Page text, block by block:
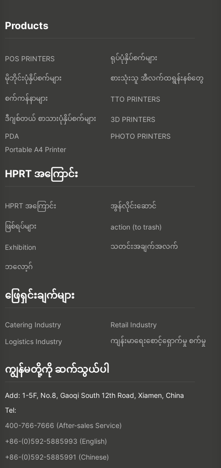
Products
POS PRINTERS ရုပ်ပုံနှိပ်စက်များ
မိုဘိုင်းပုံနှိပ်စက်များ စားသုံးသူ အီလက်ထရွန်းနစ်တွေ
စက်ကန်နာများ TTO PRINTERS
ဒီဂျစ်တယ် စာသားပုံနှိပ်စက်များ
3D PRINTERS
PDA
PHOTO PRINTERS
Portable A4 Printer
HPRT အကြောင်း
HPRT အကြောင်း အွန်လိုင်းဆောင်
ဖြစ်ရပ်များ action (to trash)
Exhibition သတင်းအချက်အလက်
ဘလော့ဂ်
ဖြေရှင်းချက်များ
Catering Industry
Retail Industry
Logistics Industry
ကျန်းမာရေးစောင့်ရှောက်မှု စက်မှု
ကျွန်မတို့ကို ဆက်သွယ်ပါ
Add: 1-5F, No.8, Gaoqi South 12th Road, Xiamen, China
Tel:
400-766-7666 (After-sales Service)
+86-(0)592-5885993 (English)
+86-(0)592-5885991 (Chinese)